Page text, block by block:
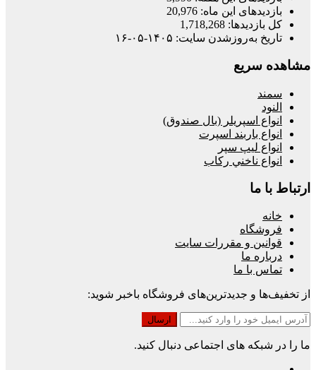
بازدیدهای این ماه: 20,976
کل بازدیدها: 1,718,268
تاریخ به‌روزشدن سایت: ۱۴۰۵-۰۵-۱۶
مشاهده سریع
سمند
النود
انواع اسپريلر (بال صندوق)
انواع باربند اسپرت
انواع ليپ سپر
انواع ناخني ركاب
ارتباط با ما
خانه
فروشگاه
قوانین و مقررات سایت
درباره ما
تماس با ما
از تخفیف‌ها و جدیدترین‌های فروشگاه باخبر شوید:
ما را در شبکه های اجتماعی دنبال کنید.